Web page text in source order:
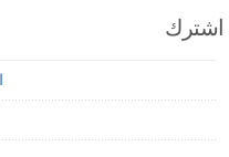
اشترك